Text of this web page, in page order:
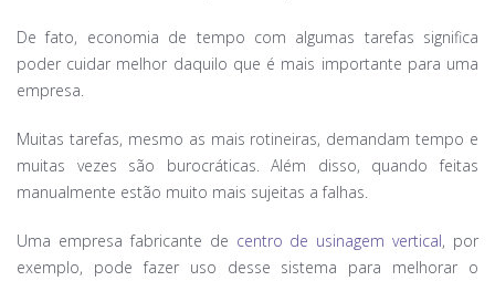
De fato, economia de tempo com algumas tarefas significa
poder cuidar melhor daquilo que é mais importante para uma
empresa.
Muitas tarefas, mesmo as mais rotineiras, demandam tempo e
muitas vezes são burocráticas. Além disso, quando feitas
manualmente estão muito mais sujeitas a falhas.
Uma empresa fabricante de centro de usinagem vertical, por
exemplo, pode fazer uso desse sistema para melhorar o